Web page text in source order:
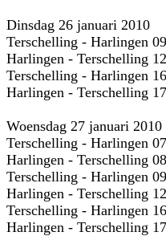
Dinsdag 26 januari 2010
Terschelling - Harlingen
Harlingen - Terschelling
Terschelling - Harlingen
Harlingen - Terschelling
Woensdag 27 januari 2010
Terschelling - Harlingen
Harlingen - Terschelling
Terschelling - Harlingen
Harlingen - Terschelling
Terschelling - Harlingen
Harlingen - Terschelling